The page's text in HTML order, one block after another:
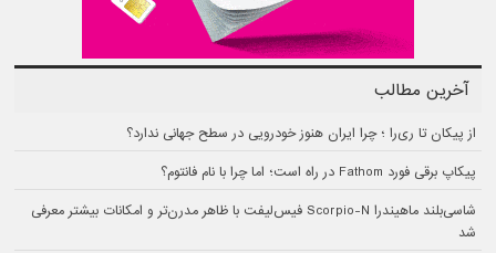
آخرین مطالب
از پیکان تا ری‌را ؛ چرا ایران هنوز خودرویی در سطح جهانی ندارد؟
پیکاپ برقی فورد Fathom در راه است؛ اما چرا با نام فانتوم؟
شاسی‌بلند ماهیندرا Scorpio-N فیس‌لیفت با ظاهر مدرن‌تر و امکانات بیشتر معرفی
شد